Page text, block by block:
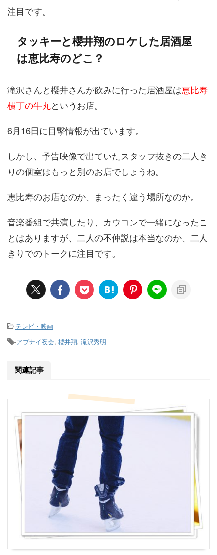
注目です。
タッキーと櫻井翔のロケした居酒屋
は恵比寿のどこ？
滝沢さんと櫻井さんが飲みに行った居酒屋は恵比寿
横丁の牛丸というお店。
6月16日に目撃情報が出ています。
しかし、予告映像で出ていたスタッフ抜きの二人き
りの個室はもっと別のお店でしょうね。
恵比寿のお店なのか、まったく違う場所なのか。
音楽番組で共演したり、カウコンで一緒になったこ
とはありますが、二人の不仲説は本当なのか、二人
きりでのトークに注目です。
-テレビ・映画
-アブナイ夜会, 櫻井翔, 滝沢秀明
関連記事